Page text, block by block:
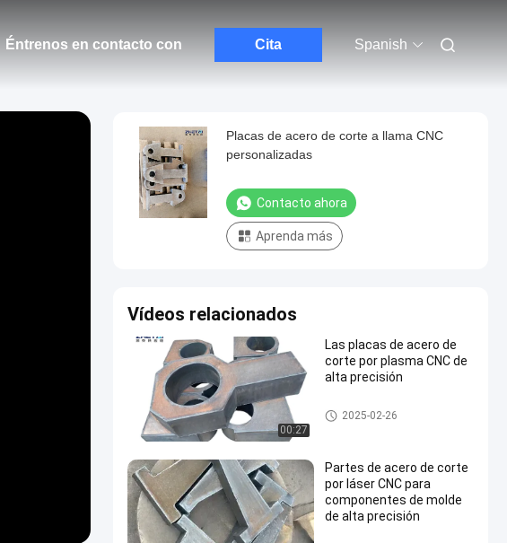
Éntrenos en contacto con Cita Spanish
Placas de acero de corte a llama CNC
personalizadas
Contacto ahora
Aprenda más
Vídeos relacionados
00:27
Las placas de acero de
corte por plasma CNC de
alta precisión
Placas de acero cortadas
2025-02-26
Partes de acero de corte
por láser CNC para
componentes de molde
de alta precisión